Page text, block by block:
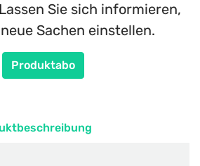
Sie sich informieren,
Sachen einstellen.
Produktabo